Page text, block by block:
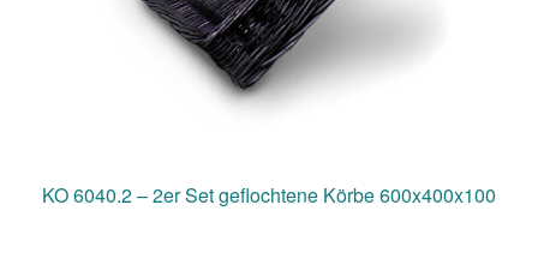
KO 6040.2 – 2er Set geflochtene Körbe 600x400x100